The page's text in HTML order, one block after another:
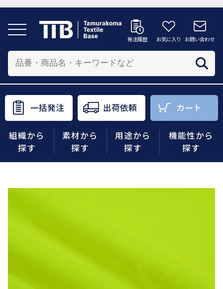
発注履歴 お気に入り お問い合わせ
一括発注 出荷依頼 カート
組織から
探す
素材から
探す
用途から
探す
機能性から
探す
発注履歴 お気に入り お問い合わせ
商品をさがす
組織から探す
用途から探す
カートへ
配送先を追加する
商品を投入する配送先を選択してください。